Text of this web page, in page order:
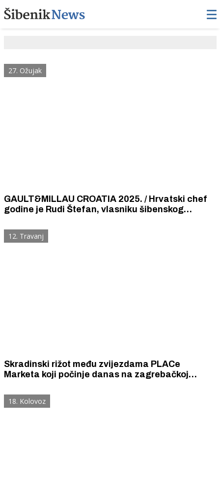
27. Ožujak
GAULT&MILLAU CROATIA 2025. / Hrvatski chef
godine je Rudi Štefan, vlasniku šibenskog
12. Travanj
Skradinski rižot među zvijezdama PLACe
Marketa koji počinje danas na zagrebačkoj
18. Kolovoz